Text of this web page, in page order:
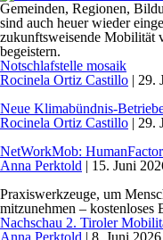
Gemeinden, Regionen,
sind auch heuer wieder
zukunftsweisende Mobilität
begeistern.
Notschlafstelle mosaik
Rocinela Ortiz Castillo | 29.
Neue Klimabündnis-
Rocinela Ortiz Castillo | 29.
NetWorkMob:
Anna Perktold | 15. Juni
Praxiswerkzeuge, um
mitzunehmen – kostenloses
Nachschau 2. Tiroler
Anna Perktold | 8. Juni 2026